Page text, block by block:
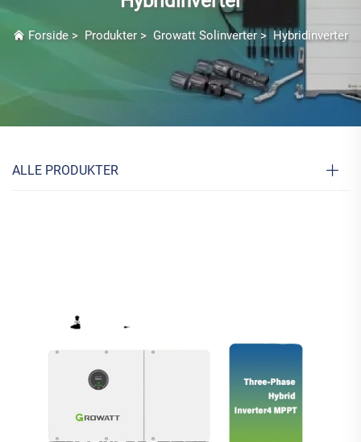
Forside > Produkter > Growatt Solinverter > Hybridinverter
ALLE PRODUKTER